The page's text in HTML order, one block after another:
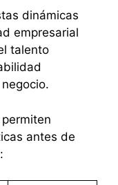
dinámicas
empresarial
talento
antes de